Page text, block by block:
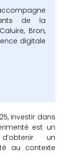
de la
Bron,
digitale
investir dans
est un
un
au contexte